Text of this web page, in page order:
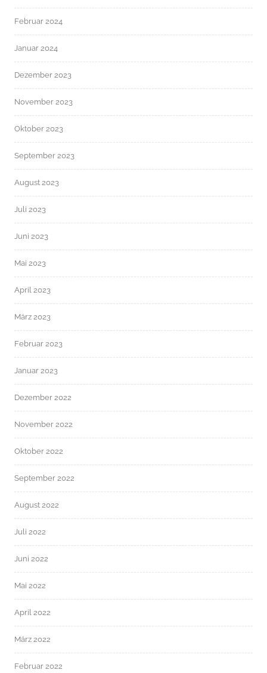
Februar 2024
Januar 2024
Dezember 2023
November 2023
Oktober 2023
September 2023
August 2023
Juli 2023
Juni 2023
Mai 2023
April 2023
März 2023
Februar 2023
Januar 2023
Dezember 2022
November 2022
Oktober 2022
September 2022
August 2022
Juli 2022
Juni 2022
Mai 2022
April 2022
März 2022
Februar 2022